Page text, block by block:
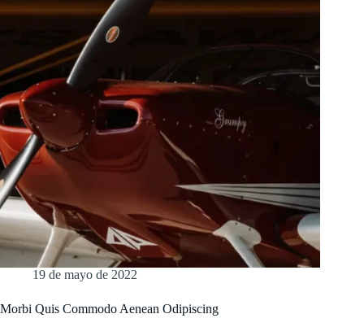
19 de mayo de 2022
Morbi Quis Commodo Aenean Odipiscing